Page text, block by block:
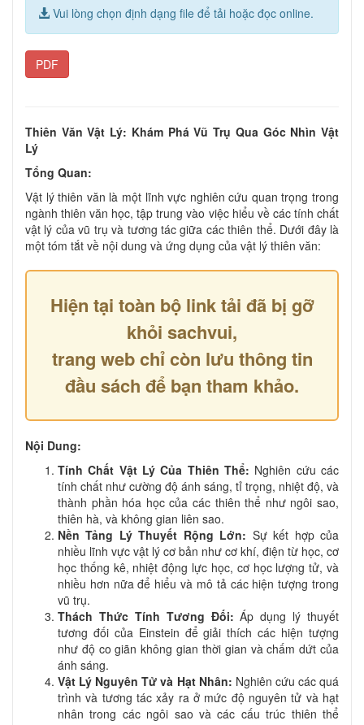
Vui lòng chọn định dạng file để tải hoặc đọc online.
PDF
Thiên Văn Vật Lý: Khám Phá Vũ Trụ Qua Góc Nhìn Vật
Lý
Tổng Quan:
Vật lý thiên văn là một lĩnh vực nghiên cứu quan trọng trong
ngành thiên văn học, tập trung vào việc hiểu về các tính chất
vật lý của vũ trụ và tương tác giữa các thiên thể. Dưới đây là
một tóm tắt về nội dung và ứng dụng của vật lý thiên văn:
Hiện tại toàn bộ link tải đã bị gỡ
khỏi sachvui,
trang web chỉ còn lưu thông tin
đầu sách để bạn tham khảo.
Nội Dung:
Tính Chất Vật Lý Của Thiên Thể: Nghiên cứu các
tính chất như cường độ ánh sáng, tỉ trọng, nhiệt độ, và
thành phần hóa học của các thiên thể như ngôi sao,
thiên hà, và không gian liên sao.
Nền Tảng Lý Thuyết Rộng Lớn: Sự kết hợp của
nhiều lĩnh vực vật lý cơ bản như cơ khí, điện từ học, cơ
học thống kê, nhiệt động lực học, cơ học lượng tử, và
nhiều hơn nữa để hiểu và mô tả các hiện tượng trong
vũ trụ.
Thách Thức Tính Tương Đối: Áp dụng lý thuyết
tương đối của Einstein để giải thích các hiện tượng
như độ co giãn không gian thời gian và chấm dứt của
ánh sáng.
Vật Lý Nguyên Tử và Hạt Nhân: Nghiên cứu các quá
trình và tương tác xảy ra ở mức độ nguyên tử và hạt
nhân trong các ngôi sao và các cấu trúc thiên thể